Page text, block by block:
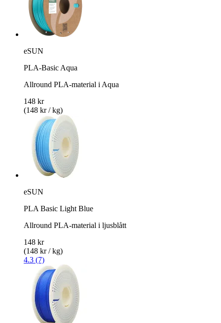
eSUN
PLA-Basic Aqua
Allround PLA-material i Aqua
148 kr
(148 kr / kg)
eSUN
PLA Basic Light Blue
Allround PLA-material i ljusblått
148 kr
(148 kr / kg)
4.3 (7)